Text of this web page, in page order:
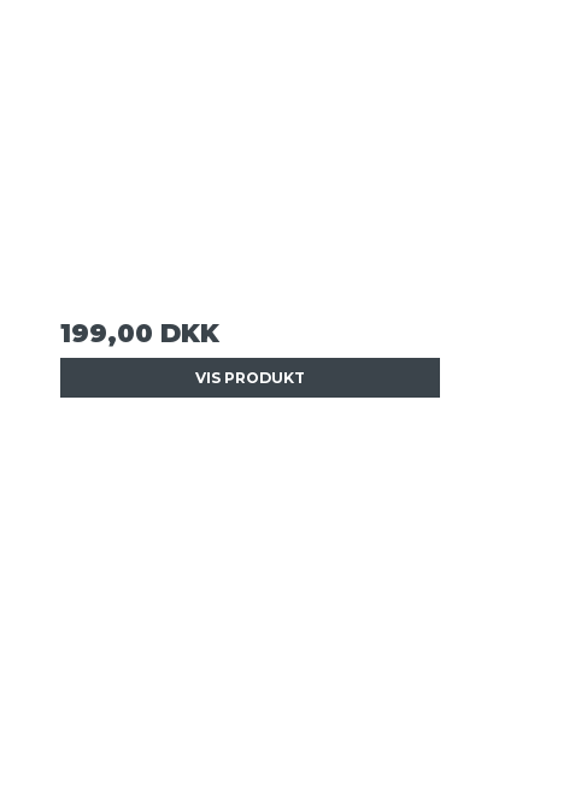
199,00 DKK
VIS PRODUKT